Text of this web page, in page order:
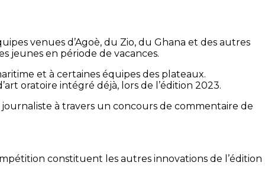
venues d’Agoè, du Zio, du Ghana et des autres
jeunes en période de vacances.
et à certaines équipes des plateaux.
oratoire intégré déjà, lors de l’édition 2023.
à travers un concours de commentaire de
constituent les autres innovations de l’édition